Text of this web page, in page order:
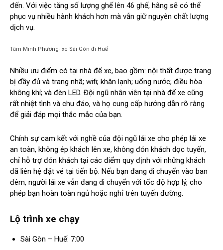
đến. Với việc tăng số lượng ghế lên 46 ghế, hãng sẽ có thể
phục vụ nhiều hành khách hơn mà vẫn giữ nguyên chất lượng
dịch vụ.
Tâm Minh Phương- xe Sài Gòn đi Huế
Nhiều ưu điểm có tại nhà để xe, bao gồm: nội thất được trang
bị đầy đủ và trang nhã; wifi; khăn lạnh; uống nước; điều hòa
không khí; và đèn LED. Đội ngũ nhân viên tại nhà để xe cũng
rất nhiệt tình và chu đáo, và họ cung cấp hướng dẫn rõ ràng
để giải đáp mọi thắc mắc của bạn.
Chính sự cam kết với nghề của đội ngũ lái xe cho phép lái xe
an toàn, không ép khách lên xe, không đón khách dọc tuyến,
chỉ hỗ trợ đón khách tại các điểm quy định với những khách
đã liên hệ đặt vé tại tiến bộ. Nếu bạn đang di chuyển vào ban
đêm, người lái xe vẫn đang di chuyển với tốc độ hợp lý, cho
phép bạn hoàn toàn ngủ hoặc nghỉ trên tuyến đường.
Lộ trình xe chạy
Sài Gòn – Huế: 7:00